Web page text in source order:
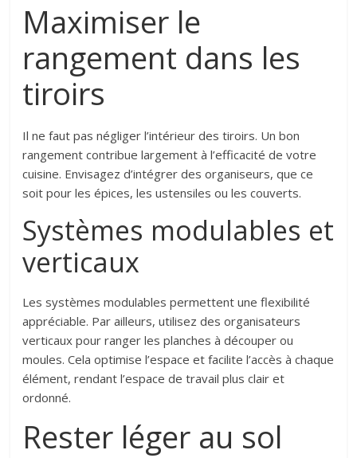
Maximiser le
rangement dans les
tiroirs
Il ne faut pas négliger l’intérieur des tiroirs. Un bon
rangement contribue largement à l’efficacité de votre
cuisine. Envisagez d’intégrer des organiseurs, que ce
soit pour les épices, les ustensiles ou les couverts.
Systèmes modulables et
verticaux
Les systèmes modulables permettent une flexibilité
appréciable. Par ailleurs, utilisez des organisateurs
verticaux pour ranger les planches à découper ou
moules. Cela optimise l’espace et facilite l’accès à chaque
élément, rendant l’espace de travail plus clair et
ordonné.
Rester léger au sol